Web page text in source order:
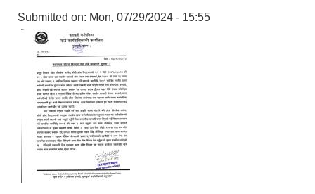
Submitted on: Mon, 07/29/2024 - 15:55